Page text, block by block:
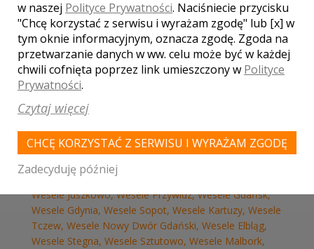
MIEJSCOWOŚCI W POBLIŻU
Wesele Juszkowo,Wesele Przywidz,Wesele Gdańsk,
Wesele Gdynia, Wesele Sopot, Wesele Kartuzy, Wesele
Tczew, Wesele Nowy Dwór Gdański, Wesele Elbląg,
Wesele Stegna, Wesele Sztutowo, Wesele Malbork,
w naszej Polityce Prywatności. Naciśniecie przycisku
"Chcę korzystać z serwisu i wyrażam zgodę" lub [x] w
tym oknie informacyjnym, oznacza zgodę. Zgoda na
przetwarzanie danych w ww. celu może być w każdej
chwili cofnięta poprzez link umieszczony w Polityce
Prywatności.
Czytaj więcej
CHCĘ KORZYSTAĆ Z SERWISU I WYRAŻAM ZGODĘ
Zadecyduję później